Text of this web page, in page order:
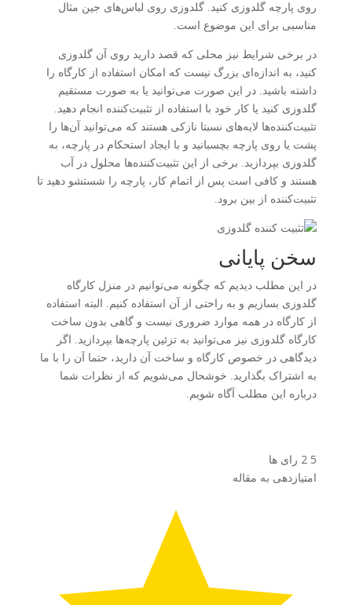
روی پارچه گلدوزی کنید. گلدوزی روی لباس‌های جین مثال
مناسبی برای این موضوع است.
در برخی شرایط نیز محلی که قصد دارید روی آن گلدوزی
کنید، به اندازه‌ای بزرگ نیست که امکان استفاده از کارگاه را
داشته باشید. در این صورت می‌توانید یا به صورت مستقیم
گلدوزی کنید یا کار خود با استفاده از تثبیت‌کننده انجام دهید.
تثبیت‌کننده‌ها لایه‌های نسبتا نازکی هستند که می‌توانید آن‌ها را
پشت یا روی پارچه بچسبانید و با ایجاد استحکام در پارچه، به
گلدوزی بپردازید. برخی از این تثبیت‌کننده‌ها محلول در آب
هستند و کافی است پس از اتمام کار، پارچه را شستشو دهید تا
تثبیت‌کننده از بین برود.
سخن پایانی
در این مطلب دیدیم که چگونه می‌توانیم در منزل کارگاه
گلدوزی بسازیم و به راحتی از آن استفاده کنیم. البته استفاده
از کارگاه در همه موارد ضروری نیست و گاهی بدون ساخت
کارگاه گلدوزی نیز می‌توانید به تزئین پارچه‌ها بپردازید. اگر
دیدگاهی در خصوص کارگاه و ساخت آن دارید، حتما آن را با ما
به اشتراک بگذارید. خوشحال می‌شویم که از نظرات شما
درباره این مطلب آگاه شویم.
5
2 رای ها
امتیازدهی به مقاله